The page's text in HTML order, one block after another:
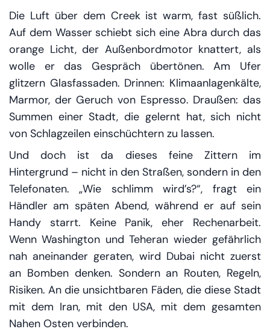
Die Luft über dem Creek ist warm, fast süßlich.
Auf dem Wasser schiebt sich eine Abra durch das
orange Licht, der Außenbordmotor knattert, als
wolle er das Gespräch übertönen. Am Ufer
glitzern Glasfassaden. Drinnen: Klimaanlagenkälte,
Marmor, der Geruch von Espresso. Draußen: das
Summen einer Stadt, die gelernt hat, sich nicht
von Schlagzeilen einschüchtern zu lassen.
Und doch ist da dieses feine Zittern im
Hintergrund – nicht in den Straßen, sondern in den
Telefonaten. „Wie schlimm wird’s?“, fragt ein
Händler am späten Abend, während er auf sein
Handy starrt. Keine Panik, eher Rechenarbeit.
Wenn Washington und Teheran wieder gefährlich
nah aneinander geraten, wird Dubai nicht zuerst
an Bomben denken. Sondern an Routen, Regeln,
Risiken. An die unsichtbaren Fäden, die diese Stadt
mit dem Iran, mit den USA, mit dem gesamten
Nahen Osten verbinden.